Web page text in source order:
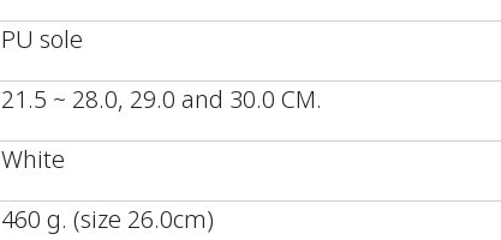
PU sole
21.5 ~ 28.0, 29.0 and 30.0 CM.
White
460 g. (size 26.0cm)